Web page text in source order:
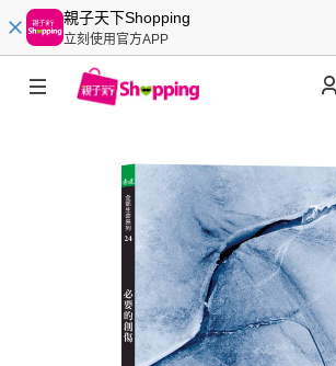
親子天下Shopping
立刻使用官方APP